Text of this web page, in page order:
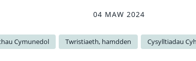
04 MAW 2024
Cymunedol Twristiaeth, hamdden Cysylltiadau